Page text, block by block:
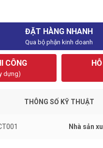
ĐẶT HÀNG NHANH
Qua bộ phận kinh doanh
CÔNG
dựng)
THÔNG SỐ KỸ THUẬT
Nhà sản